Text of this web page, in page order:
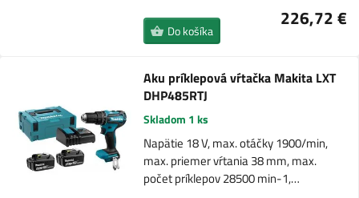
226,72 €
Do košíka
Aku príklepová vŕtačka Makita LXT
DHP485RTJ
Skladom 1 ks
Napätie 18 V, max. otáčky 1900/min,
max. priemer vŕtania 38 mm, max.
počet príklepov 28500 min-1,…